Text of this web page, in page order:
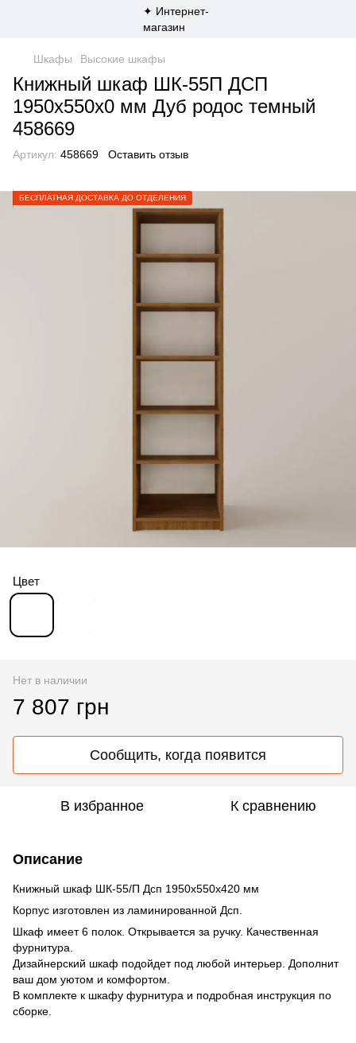
Шкафы Высокие шкафы
Книжный шкаф ШК-55П ДСП
1950х550х0 мм Дуб родос темный
458669
Артикул: 458669 Оставить отзыв
БЕСПЛАТНАЯ ДОСТАВКА ДО ОТДЕЛЕНИЯ
Цвет
Нет в наличии
7 807 грн
Сообщить, когда появится
В избранное К сравнению
Описание
Книжный шкаф ШК-55/П Дсп 1950х550х420 мм
Корпус изготовлен из ламинированной Дсп.
Шкаф имеет 6 полок. Открывается за ручку. Качественная
фурнитура.
Дизайнерский шкаф подойдет под любой интерьер. Дополнит
ваш дом уютом и комфортом.
В комплекте к шкафу фурнитура и подробная инструкция по
сборке.